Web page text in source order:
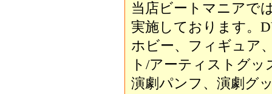
当店ビートマニアで
実施しております。
ホビー、フィギュア
ト/アーティストグッ
演劇パンフ、演劇グ